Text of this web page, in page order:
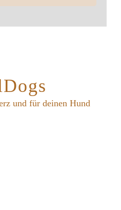
und für deinen Hund